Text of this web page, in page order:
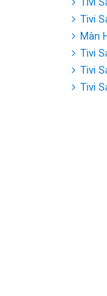
Tivi
Màn
Tivi
Tivi
Tivi